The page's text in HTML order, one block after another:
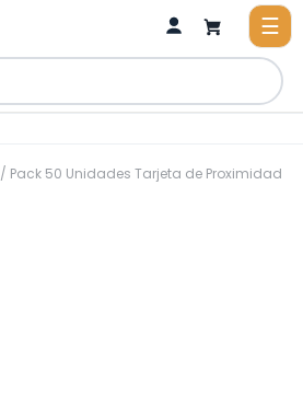
/ Pack 50 Unidades Tarjeta de Proximidad